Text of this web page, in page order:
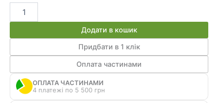
будинок
трьох
ИНСТ
кількість
Додати в кошик
Придбати в 1 клік
Оплата частинами
ОПЛАТА ЧАСТИНАМИ
4 платежі по 5 500 грн